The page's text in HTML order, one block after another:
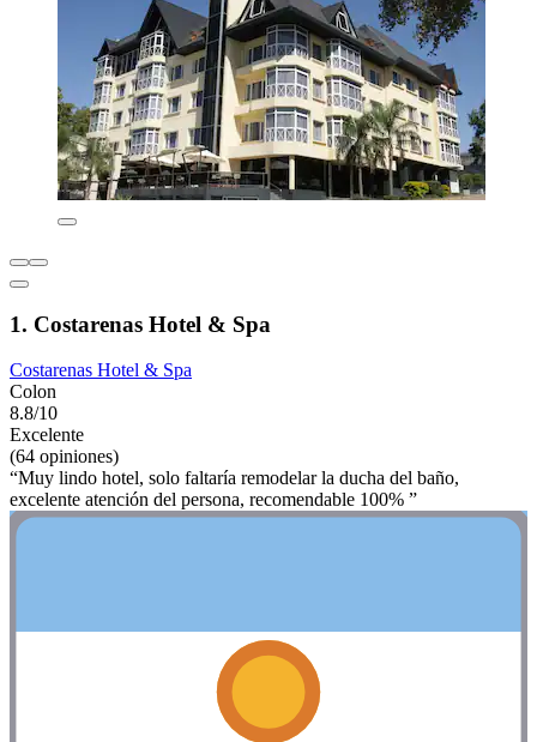
1. Costarenas Hotel & Spa
Costarenas Hotel & Spa
Colon
8.8/10
Excelente
(64 opiniones)
“Muy lindo hotel, solo faltaría remodelar la ducha del baño,
excelente atención del persona, recomendable 100% ”